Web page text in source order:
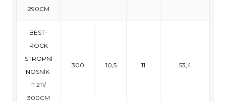
290CM
BEST-
ROCK
STROPNÍ
NOSNÍK
T 211/
300CM
300 10,5 11 53,4